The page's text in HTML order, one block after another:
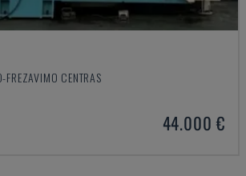
FREZAVIMO CENTRAS
44.000 €